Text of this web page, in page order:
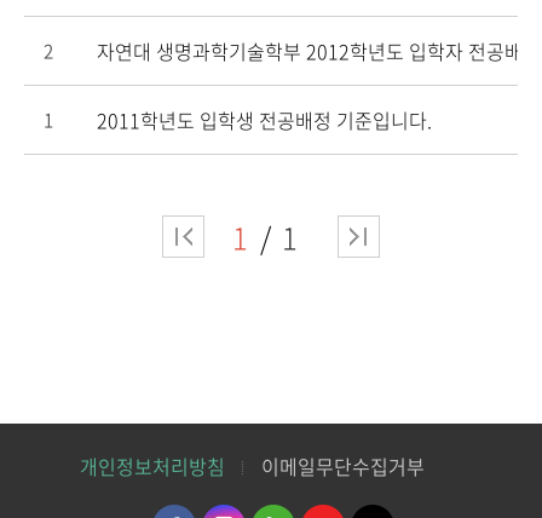
2 자연대 생명과학기술학부 2012학년도 입학자 전공배
1 2011학년도 입학생 전공배정 기준입니다.
1 1
개인정보처리방침 이메일무단수집거부